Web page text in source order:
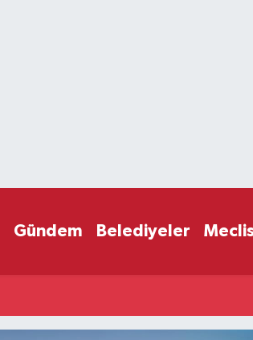
Gündem Belediyeler